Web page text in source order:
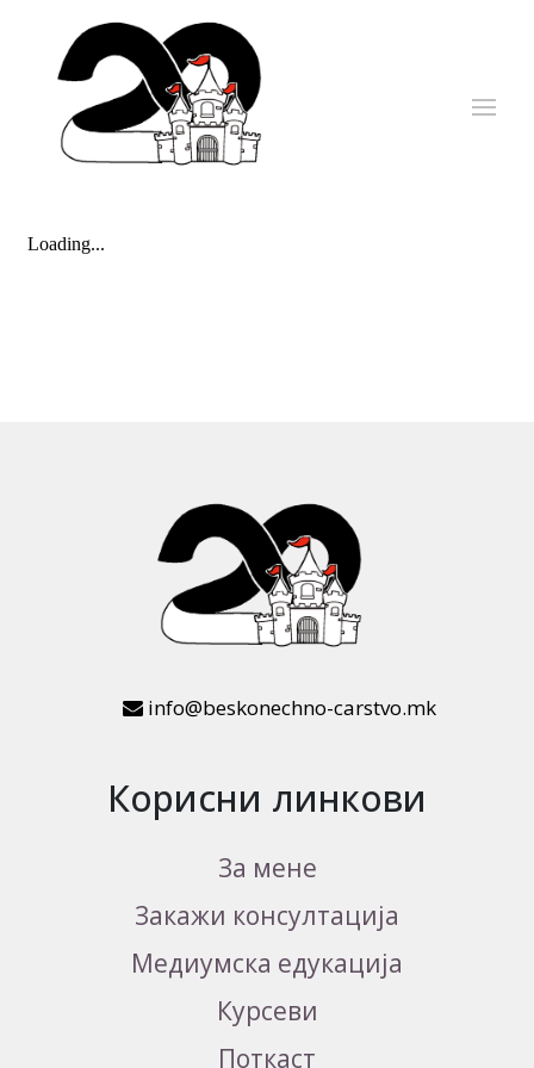
info@beskonechno-carstvo.mk
Корисни линкови
За мене
Закажи консултација
Медиумска едукација
Курсеви
Поткаст